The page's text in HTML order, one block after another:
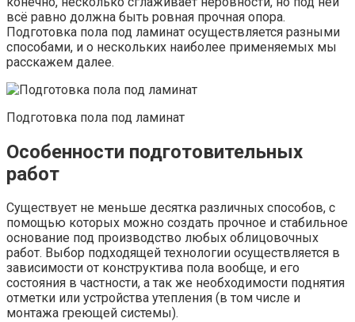
всё равно должна быть ровная прочная опора.
Подготовка пола под ламинат осуществляется разными
способами, и о нескольких наиболее применяемых мы
расскажем далее.
Подготовка пола под ламинат
Особенности подготовительных
работ
Существует не меньше десятка различных способов, с
помощью которых можно создать прочное и стабильное
основание под производство любых облицовочных
работ. Выбор подходящей технологии осуществляется в
зависимости от конструктива пола вообще, и его
состояния в частности, а так же необходимости поднятия
отметки или устройства утепления (в том числе и
монтажа греющей системы).